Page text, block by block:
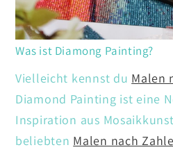
Was ist Diamong Painting?
Vielleicht kennst du Malen
Diamond Painting ist eine
Inspiration aus
beliebten Malen nach